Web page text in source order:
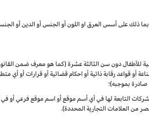
ذلك على أسس العرق او اللون أو الجنس أو الدين أو
للأطفال دون سن الثالثة عشرة (كما هو معرف ضمن
أو قواعد رقابة ذاتية أو احكام قضائية أو قرارات أو أي
بموجبه)؛
التابعة لها في أي أسم موقع أو اسم موقع فرعي أو
من العلامات التجارية المحددة).